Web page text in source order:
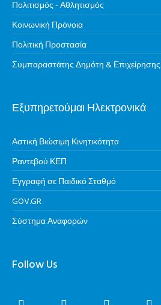
Πολιτισμός - Αθλητισμός
Κοινωνική Πρόνοια
Πολιτική Προστασία
Συμπαραστάτης Δημότη & Επιχείρησης
Εξυπηρετούμαι Ηλεκτρονικά
Αστική Βιώσιμη Κινητικότητα
Ραντεβού ΚΕΠ
Εγγραφή σε Παιδικό Σταθμό
GOV.GR
Σύστημα Αναφορών
Follow Us